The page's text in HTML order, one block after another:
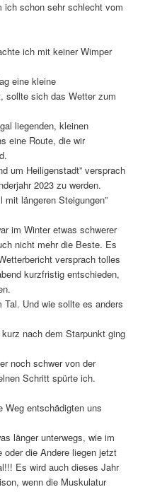
schon sehr schlecht vom
ich mit keiner Wimper
eine kleine
sollte sich das Wetter zum
liegenden, kleinen
eine Route, die wir
um Heiligenstadt” versprach
2023 zu werden.
mit längeren Steigungen”
im Winter etwas schwerer
nicht mehr die Beste. Es
versprach tolles
kurzfristig entschieden,
Und wie sollte es anders
nach dem Starpunkt ging
noch schwer von der
Schritt spürte ich.
Weg entschädigten uns
länger unterwegs, wie im
die Andere liegen jetzt
Es wird auch dieses Jahr
wenn die Muskulatur